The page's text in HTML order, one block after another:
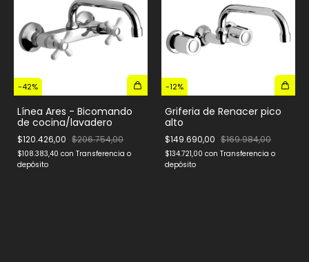
-42%
Línea Ares - Bicomando
de cocina/lavadero
$120.426,00 $206.754,00
$108.383,40 con Transferencia o
depósito
-12%
Griferia de Renacer pico
alto
$149.690,00 $169.984,00
$134.721,00 con Transferencia o
depósito